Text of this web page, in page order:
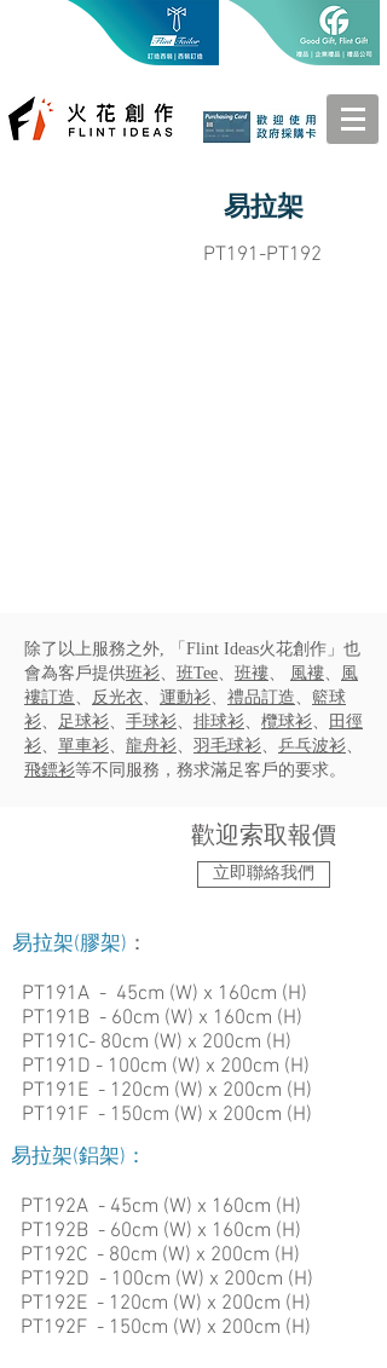
易拉架
PT191-PT192
除了以上服務之外, 「Flint Ideas火花創作」也
會為客戶提供班衫、 班Tee、 班褸、 風褸、 風
褸訂造、 反光衣、 運動衫、 禮品訂造、 籃球
衫、 足球衫、 手球衫、 排球衫、 欖球衫、
田徑
衫、 單車衫、 龍舟衫、 羽毛球衫、 乒乓波衫、
飛鏢衫等不同服務，務求滿足客戶的要求。
​歡迎索取報價
立即聯絡我們
易拉架(膠架) ：
PT191A - 45cm (W) x 160cm (H)
PT191B - 60cm (W) x 160cm (H)
PT191C- 80cm (W) x 200cm (H)
PT191D - 100cm (W) x 200cm (H)
PT191E - 120cm (W) x 200cm (H)
PT191F - 150cm (W) x 200cm (H)
易拉架(鋁架)：
PT192A - 45cm (W) x 160cm (H)
PT192B - 60cm (W) x 160cm (H)
PT192C - 80cm (W) x 200cm (H)
PT192D - 100cm (W) x 200cm (H)
PT192E - 120cm (W) x 200cm (H)
PT192F - 150cm (W) x 200cm (H)